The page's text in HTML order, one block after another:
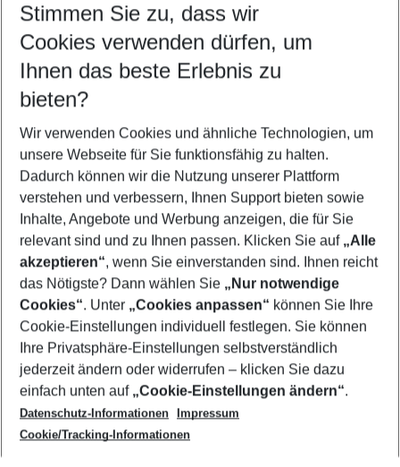
Abflughafen wählen
Beliebiger Abflughafen
Reisezeitraum wählen
08.08.26– 06.08.27 5-8 Nächte
2 Erwachsene Keine Kinder
Mehr Filter anzeigen
Footer
Footer navigation
Über uns
AGB
Cookie-Einstellungen ändern
Cookie-Richtlinie
Datenschutz
Service & Hilfe
Barrierefreies Reisen
Check-in
Folgen Sie uns
Stimmen Sie zu, dass wir
Cookies verwenden dürfen, um
Ihnen das beste Erlebnis zu
bieten?
Wir verwenden Cookies und ähnliche Technologien, um
unsere Webseite für Sie funktionsfähig zu halten.
Dadurch können wir die Nutzung unserer Plattform
verstehen und verbessern, Ihnen Support bieten sowie
Inhalte, Angebote und Werbung anzeigen, die für Sie
relevant sind und zu Ihnen passen. Klicken Sie auf „Alle
akzeptieren“, wenn Sie einverstanden sind. Ihnen reicht
das Nötigste? Dann wählen Sie „Nur notwendige
Cookies“. Unter „Cookies anpassen“ können Sie Ihre
Cookie-Einstellungen individuell festlegen. Sie können
Ihre Privatsphäre-Einstellungen selbstverständlich
jederzeit ändern oder widerrufen – klicken Sie dazu
einfach unten auf „Cookie-Einstellungen ändern“.
Datenschutz-Informationen
Impressum
Cookie/Tracking-Informationen